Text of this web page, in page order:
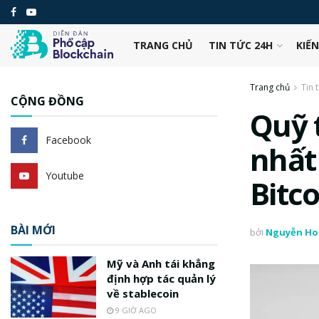
TRANG CHỦ TIN TỨC 24H
Trang chủ Tin
Quỹ
bởi Nguyễn
CỘNG ĐỒNG
Facebook
Youtube
BÀI MỚI
Mỹ và Anh tái khẳng
định hợp tác quản lý
về stablecoin
9 GIỜ AGO